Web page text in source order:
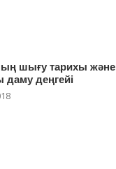
шығу тарихы және
даму деңгейі